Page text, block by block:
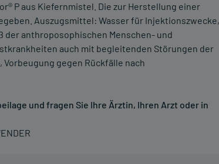
P aus Kiefernmistel. Die zur Herstellung einer
Auszugsmittel: Wasser für Injektionszwecke,
der anthroposophischen Menschen- und
auch mit begleitenden Störungen der
gegen Rückfälle nach
und fragen Sie Ihre Ärztin, Ihren Arzt oder in